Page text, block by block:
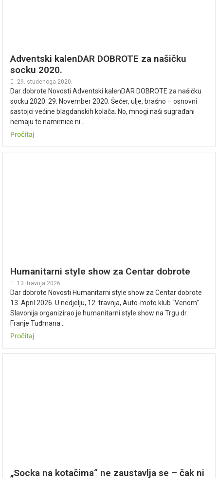
Adventski kalenDAR DOBROTE za našičku
socku 2020.
29. studenoga 2020.
Dar dobrote Novosti Adventski kalenDAR DOBROTE za našičku
socku 2020. 29. November 2020. Šećer, ulje, brašno – osnovni
sastojci većine blagdanskih kolača. No, mnogi naši sugrađani
nemaju te namirnice ni...
Pročitaj
Humanitarni style show za Centar dobrote
13. travnja 2026.
Dar dobrote Novosti Humanitarni style show za Centar dobrote
13. April 2026. U nedjelju, 12. travnja, Auto-moto klub “Venom”
Slavonija organizirao je humanitarni style show na Trgu dr.
Franje Tuđmana...
Pročitaj
„Socka na kotačima“ ne zaustavlja se – čak ni